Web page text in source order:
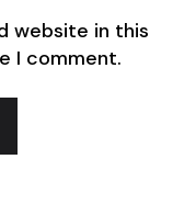
website in this
I comment.